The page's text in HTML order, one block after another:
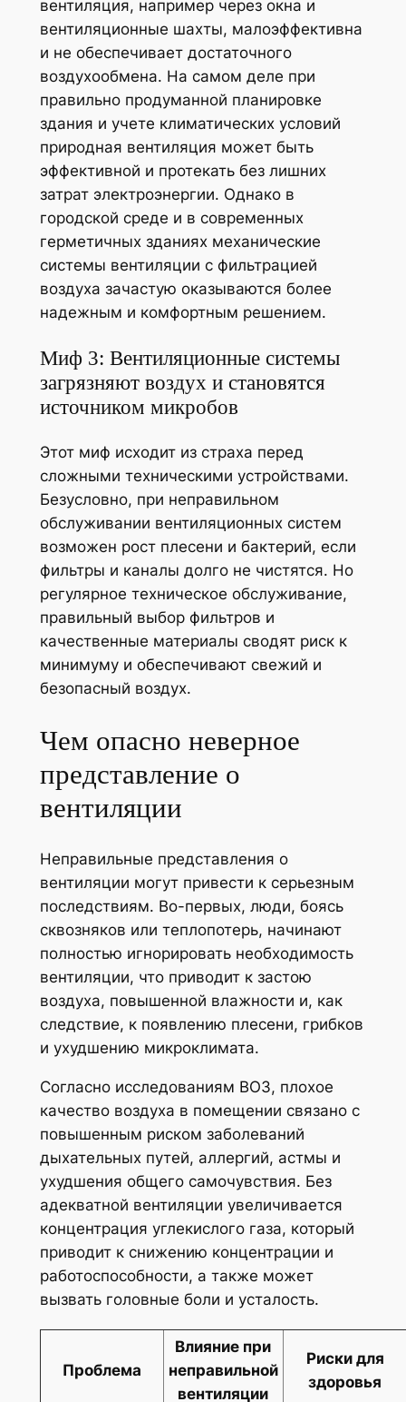
вентиляция, например через окна и
вентиляционные шахты, малоэффективна
и не обеспечивает достаточного
воздухообмена. На самом деле при
правильно продуманной планировке
здания и учете климатических условий
природная вентиляция может быть
эффективной и протекать без лишних
затрат электроэнергии. Однако в
городской среде и в современных
герметичных зданиях механические
системы вентиляции с фильтрацией
воздуха зачастую оказываются более
надежным и комфортным решением.
Миф 3: Вентиляционные системы
загрязняют воздух и становятся
источником микробов
Этот миф исходит из страха перед
сложными техническими устройствами.
Безусловно, при неправильном
обслуживании вентиляционных систем
возможен рост плесени и бактерий, если
фильтры и каналы долго не чистятся. Но
регулярное техническое обслуживание,
правильный выбор фильтров и
качественные материалы сводят риск к
минимуму и обеспечивают свежий и
безопасный воздух.
Чем опасно неверное
представление о
вентиляции
Неправильные представления о
вентиляции могут привести к серьезным
последствиям. Во-первых, люди, боясь
сквозняков или теплопотерь, начинают
полностью игнорировать необходимость
вентиляции, что приводит к застою
воздуха, повышенной влажности и, как
следствие, к появлению плесени, грибков
и ухудшению микроклимата.
Согласно исследованиям ВОЗ, плохое
качество воздуха в помещении связано с
повышенным риском заболеваний
дыхательных путей, аллергий, астмы и
ухудшения общего самочувствия. Без
адекватной вентиляции увеличивается
концентрация углекислого газа, который
приводит к снижению концентрации и
работоспособности, а также может
вызвать головные боли и усталость.
Проблема
Влияние при
неправильной
вентиляции
Риски для
здоровья